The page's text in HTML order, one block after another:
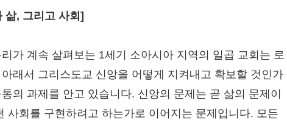
삶, 그리고 사회]
가 계속 살펴보는 1세기 소아시아 지역의 일곱 교회는 로
래서 그리스도교 신앙을 어떻게 지켜내고 확보할 것인가
의 과제를 안고 있습니다. 신앙의 문제는 곧 삶의 문제이
사회를 구현하려고 하는가로 이어지는 문제입니다. 모든